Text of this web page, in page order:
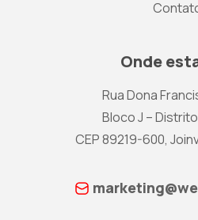
Onde
Rua Dona
Bloco J –
CEP 89219-600,